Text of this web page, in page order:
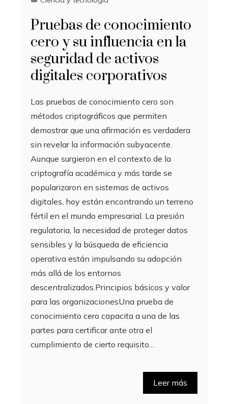
Pruebas de conocimiento
cero y su influencia en la
seguridad de activos
digitales corporativos
Las pruebas de conocimiento cero son
métodos criptográficos que permiten
demostrar que una afirmación es verdadera
sin revelar la información subyacente.
Aunque surgieron en el contexto de la
criptografía académica y más tarde se
popularizaron en sistemas de activos
digitales, hoy están encontrando un terreno
fértil en el mundo empresarial. La presión
regulatoria, la necesidad de proteger datos
sensibles y la búsqueda de eficiencia
operativa están impulsando su adopción
más allá de los entornos
descentralizados.Principios básicos y valor
para las organizacionesUna prueba de
conocimiento cero capacita a una de las
partes para certificar ante otra el
cumplimiento de cierto requisito…
Leer más